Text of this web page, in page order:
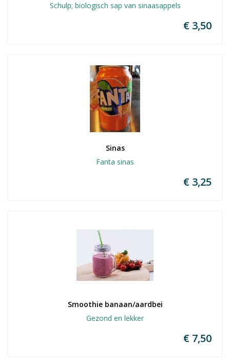
Schulp; biologisch sap van sinaasappels
€ 3,50
Sinas
Fanta sinas
€ 3,25
Smoothie banaan/aardbei
Gezond en lekker
€ 7,50